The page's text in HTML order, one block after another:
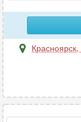
Красноярск,